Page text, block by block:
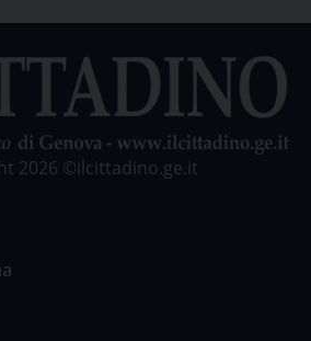
2026 ©ilcittadino.ge.it